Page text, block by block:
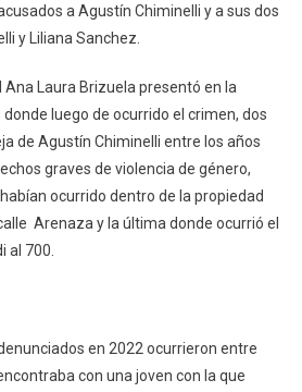
a Agustín Chiminelli y a sus dos
y Liliana Sanchez.
Ana Laura Brizuela presentó en la
luego de ocurrido el crimen, dos
de Agustín Chiminelli entre los años
graves de violencia de género,
ocurrido dentro de la propiedad
Arenaza y la última donde ocurrió el
al 700.
en 2022 ocurrieron entre
con una joven con la que